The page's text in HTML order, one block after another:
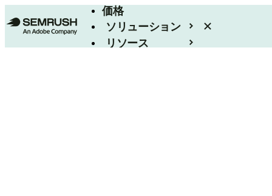
価格
ソリューション
リソース